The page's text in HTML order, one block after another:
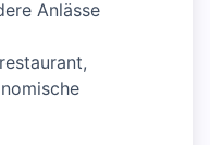
Anlässe